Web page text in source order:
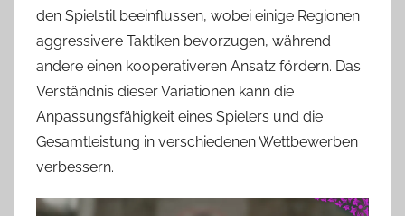
den Spielstil beeinflussen, wobei einige Regionen
aggressivere Taktiken bevorzugen, während
andere einen kooperativeren Ansatz fördern. Das
Verständnis dieser Variationen kann die
Anpassungsfähigkeit eines Spielers und die
Gesamtleistung in verschiedenen Wettbewerben
verbessern.